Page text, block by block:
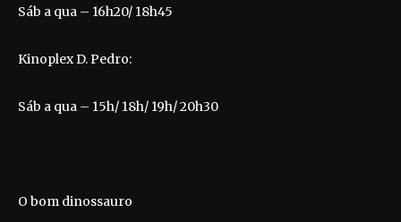
Sáb a qua – 16h20/ 18h45
Kinoplex D. Pedro:
Sáb a qua – 15h/ 18h/ 19h/ 20h30
O bom dinossauro